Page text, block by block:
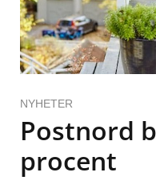
NYHETER
Postnord
procent